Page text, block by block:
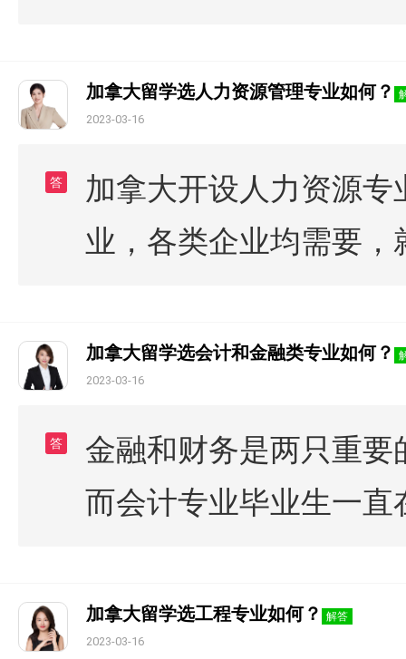
加拿大留学选人力资源管理专业如何？
2023-03-16
答
加拿大开设人力资源
业，各类企业均需要，
加拿大留学选会计和金融类专业如何？
2023-03-16
答
金融和财务是两只重
而会计专业毕业生一
加拿大留学选工程专业如何？ 解答
2023-03-16